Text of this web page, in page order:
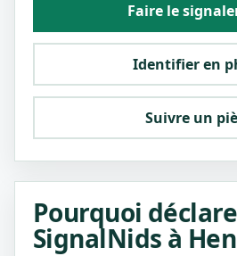
Faire le
Identifier en
Suivre un
Pourquoi
SignalNids à